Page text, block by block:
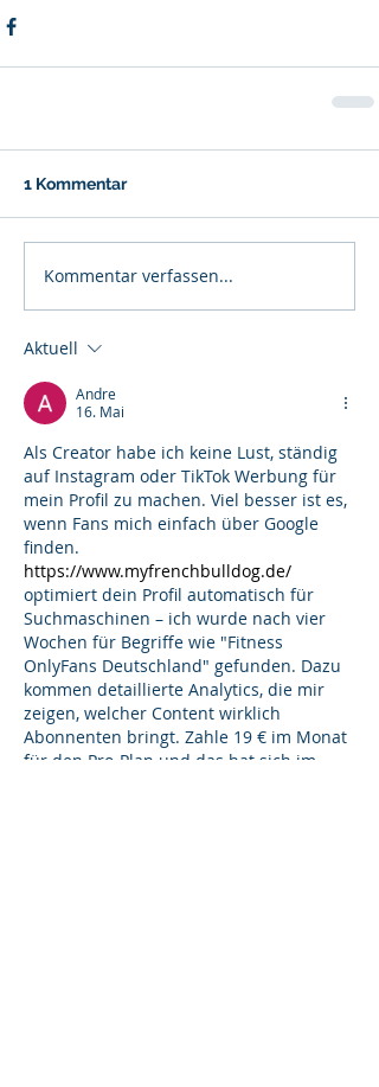
1 Kommentar
Kommentar verfassen...
Aktuell
Andre
16. Mai
Als Creator habe ich keine Lust, ständig
auf Instagram oder TikTok Werbung für
mein Profil zu machen. Viel besser ist es,
wenn Fans mich einfach über Google
finden.
https://www.myfrenchbulldog.de/
optimiert dein Profil automatisch für
Suchmaschinen – ich wurde nach vier
Wochen für Begriffe wie "Fitness
OnlyFans Deutschland" gefunden. Dazu
kommen detaillierte Analytics, die mir
zeigen, welcher Content wirklich
Abonnenten bringt. Zahle 19 € im Monat
für den Pro-Plan und das hat sich im